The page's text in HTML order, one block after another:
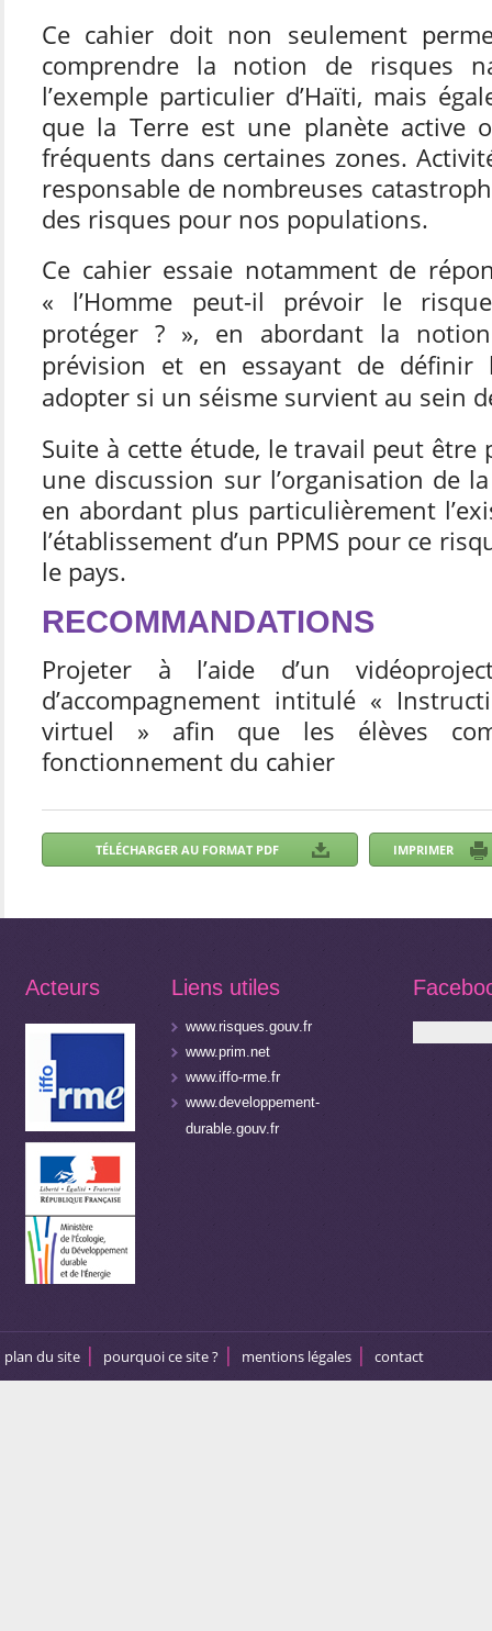
Ce cahier doit non seulement
comprendre la notion de risques
l’exemple particulier d’Haïti, mais
que la Terre est une planète active
fréquents dans certaines zones.
responsable de nombreuses
des risques pour nos populations.
Ce cahier essaie notamment de
« l’Homme peut-il prévoir le
protéger ? », en abordant la
prévision et en essayant de définir
adopter si un séisme survient au sein
Suite à cette étude, le travail peut être
une discussion sur l’organisation de
en abordant plus particulièrement
l’établissement d’un PPMS pour ce
le pays.
RECOMMANDATIONS
Projeter à l’aide d’un
d’accompagnement intitulé «
virtuel » afin que les élèves
fonctionnement du cahier
Acteurs Liens utiles
www.risques.gouv.fr
www.prim.net
www.iffo-rme.fr
www.developpement-
durable.gouv.fr
plan du site pourquoi ce site ? mentions légales contact